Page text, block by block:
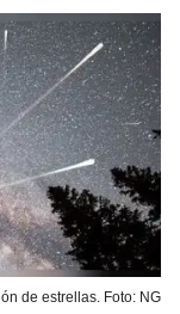
de estrellas. Foto: NG